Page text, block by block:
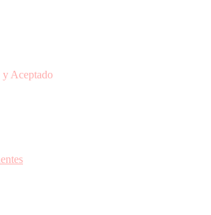
y Aceptado